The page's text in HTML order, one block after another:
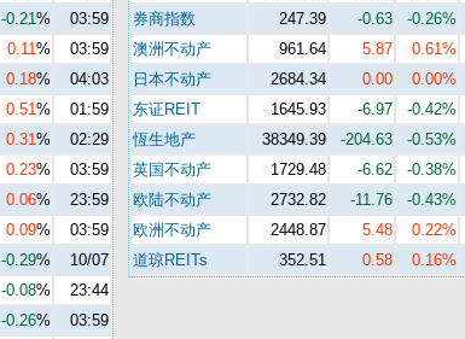
-0.21%
03:59
0.11%
03:59
0.18%
04:03
0.51%
01:59
0.31%
02:29
0.23%
03:59
0.06%
23:59
0.09%
03:59
-0.29%
10/07
-0.08%
23:44
-0.26% 03:59
券商指数
247.39 -0.63 -0.26%
澳洲不动产
961.64 5.87 0.61%
日本不动产
2684.34 0.00 0.00%
东证REIT
1645.93 -6.97 -0.42%
恆生地产
38349.39 -204.63 -0.53%
英国不动产
1729.48 -6.62 -0.38%
欧陆不动产
2732.82 -11.76 -0.43%
欧洲不动产
2448.87 5.48 0.22%
道琼REITs
352.51 0.58 0.16%